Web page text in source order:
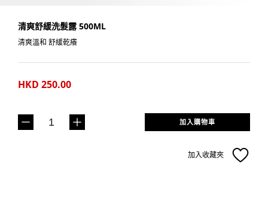
清爽舒緩洗髮露 500ML
清爽溫和 舒緩乾癢
HKD 250.00
加入購物車
加入收藏夾